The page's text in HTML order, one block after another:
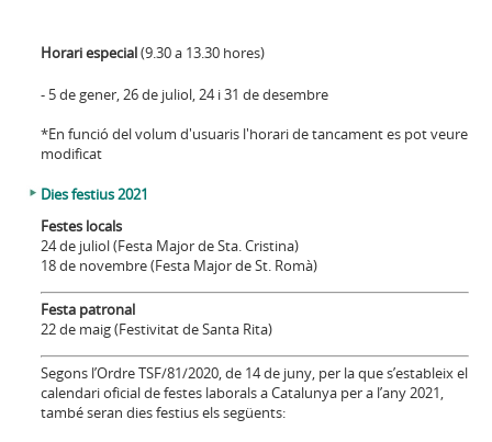
Horari especial(9.30 a 13.30 hores)
- 5 de gener, 26 de juliol, 24 i 31 de desembre
*En funció del volum d'usuaris l'horari de tancament es pot veure
modificat
Dies festius 2021
Festes locals
24 de juliol (Festa Major de Sta. Cristina)
18 de novembre (Festa Major de St. Romà)
Festa patronal
22 de maig (Festivitat de Santa Rita)
Segons l’Ordre TSF/81/2020, de 14 de juny, per la que s’estableix el
calendari oficial de festes laborals a Catalunya per a l’any 2021,
també seran dies festius els següents: